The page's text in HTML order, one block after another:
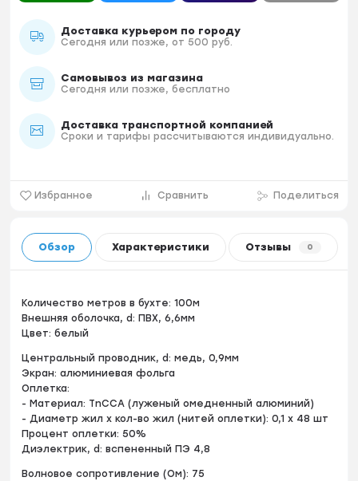
Доставка курьером по городу
Сегодня или позже, от 500 руб.
Самовывоз из магазина
Сегодня или позже, бесплатно
Доставка транспортной компанией
Сроки и тарифы рассчитываются индивидуально.
Избранное Сравнить Поделиться
Обзор Характеристики Отзывы 0
Количество метров в бухте: 100м
Внешняя оболочка, d: ПВХ, 6,6мм
Цвет: белый
Центральный проводник, d: медь, 0,9мм
Экран: алюминиевая фольга
Оплетка:
- Материал: TnCCA (луженый омедненный алюминий)
- Диаметр жил x кол-во жил (нитей оплетки): 0,1 x 48 шт
Процент оплетки: 50%
Диэлектрик, d: вспененный ПЭ 4,8
Волновое сопротивление (Ом): 75